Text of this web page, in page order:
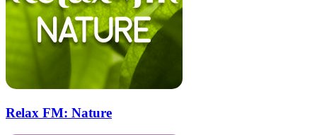
Relax FM: Nature